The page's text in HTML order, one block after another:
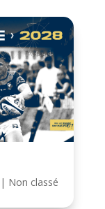
| Non classé